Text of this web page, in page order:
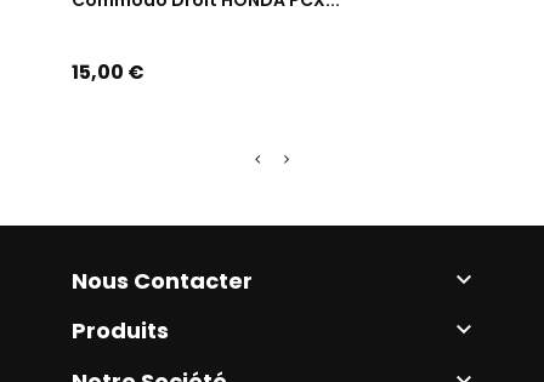
Prix
15,00 €
Nous Contacter 
Produits 